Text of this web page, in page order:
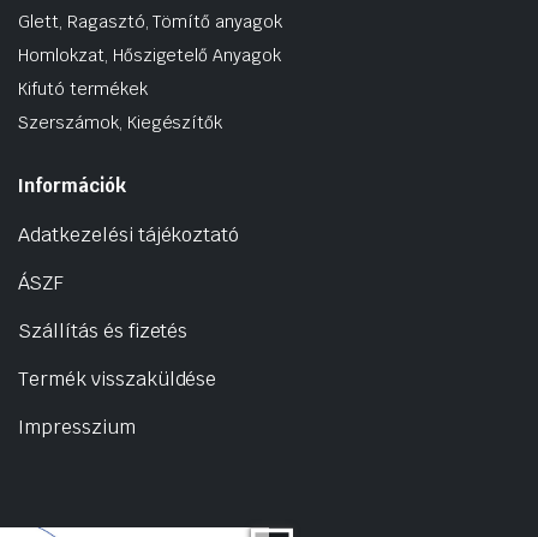
Glett, Ragasztó, Tömítő anyagok
Homlokzat, Hőszigetelő Anyagok
Kifutó termékek
Szerszámok, Kiegészítők
Információk
Adatkezelési tájékoztató
ÁSZF
Szállítás és fizetés
Termék visszaküldése
Impresszium